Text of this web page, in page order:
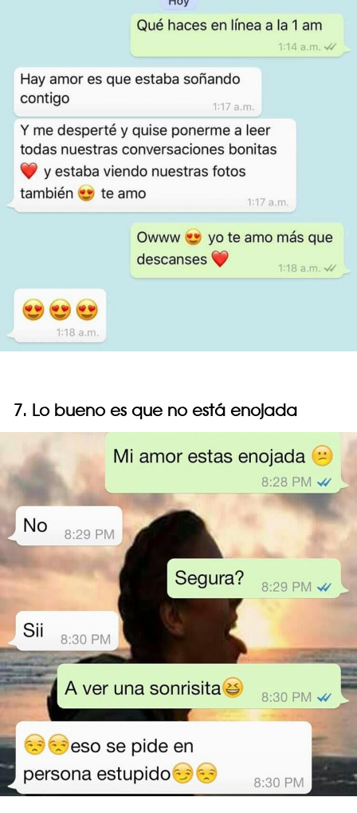
7. Lo bueno es que no está enojada